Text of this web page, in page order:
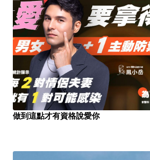
做到這點才有資格說愛你